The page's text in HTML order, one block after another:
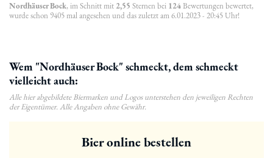
Nordhäuser Bock, im Schnitt mit 2,55 Sternen bei 124Bewertungen bewertet,
wurde schon 9405 mal angesehen und das zuletzt am 6.01.2023 - 20:45 Uhr!
Wem "Nordhäuser Bock" schmeckt, dem schmeckt
vielleicht auch:
Alle hier abgebildete Biermarken und Logos unterstehen den jeweiligen Rechten
der Eigentümer. Alle Angaben ohne Gewähr.
Bier online bestellen